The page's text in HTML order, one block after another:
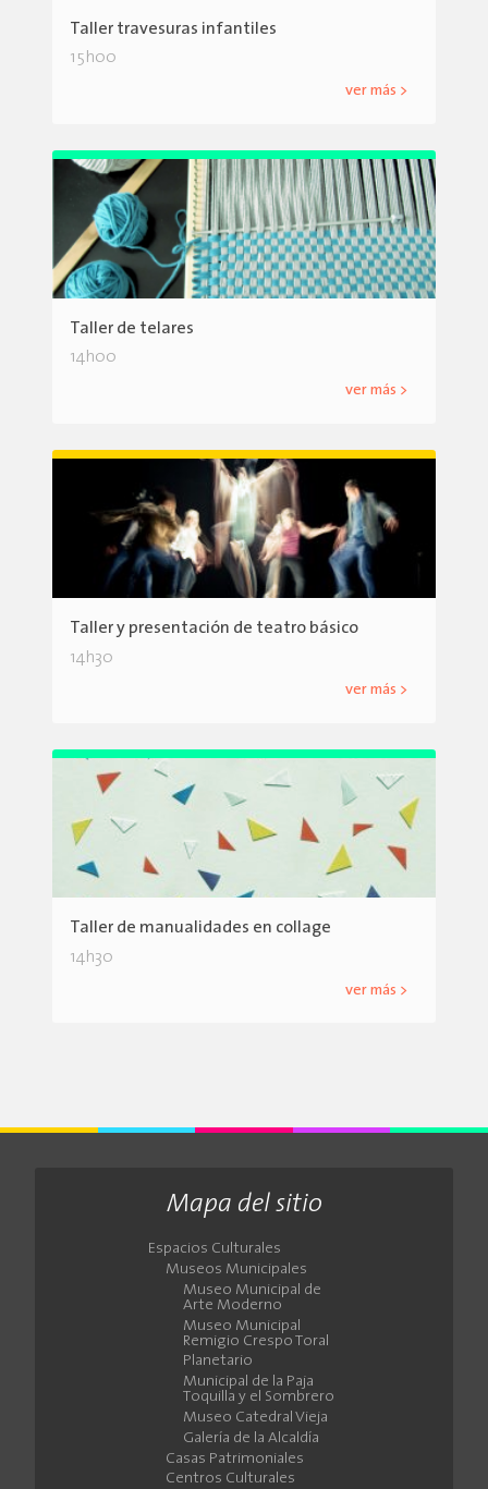
Taller travesuras infantiles
15h00
ver más >
Taller de telares
14h00
ver más >
Taller y presentación de teatro básico
14h30
ver más >
Taller de manualidades en collage
14h30
ver más >
Mapa del sitio
Espacios Culturales
Museos Municipales
Museo Municipal de
Arte Moderno
Museo Municipal
Remigio Crespo Toral
Planetario
Municipal de la Paja
Toquilla y el Sombrero
Museo Catedral Vieja
Galería de la Alcaldía
Casas Patrimoniales
Centros Culturales